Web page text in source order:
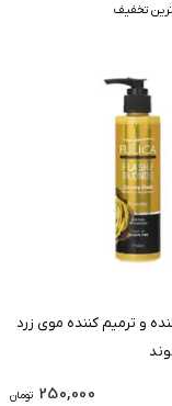
تخفیف
و ترمیم کننده موی زرد
تومان 250,000